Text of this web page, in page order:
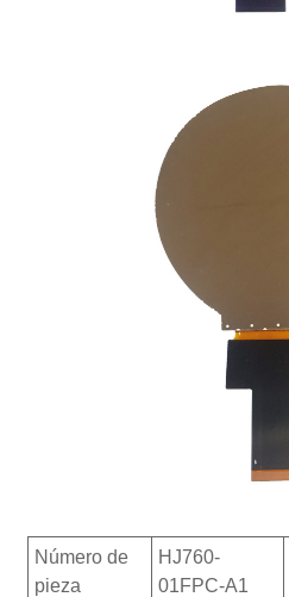
Número de
pieza
HJ760-
01FPC-A1